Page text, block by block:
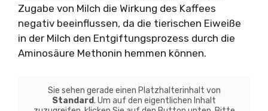
Zugabe von Milch die Wirkung des Kaffees
negativ beeinflussen, da die tierischen Eiweiße
in der Milch den Entgiftungsprozess durch die
Aminosäure Methonin hemmen können.
Sie sehen gerade einen Platzhalterinhalt von
Standard. Um auf den eigentlichen Inhalt